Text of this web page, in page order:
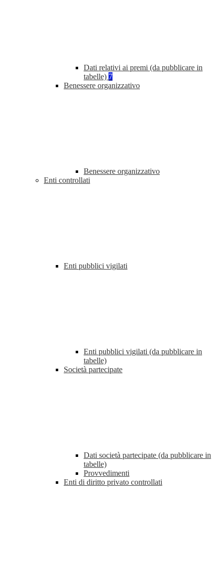
Dati relativi ai premi (da pubblicare in
tabelle) 7
Benessere organizzativo
Benessere organizzativo
Enti controllati
Enti pubblici vigilati
Enti pubblici vigilati (da pubblicare in
tabelle)
Società partecipate
Dati società partecipate (da pubblicare in
tabelle)
Provvedimenti
Enti di diritto privato controllati